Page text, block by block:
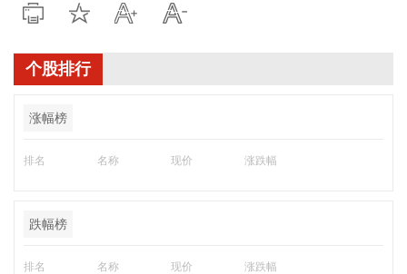
个股排行
涨幅榜
排名 名称 现价 涨跌幅
跌幅榜
排名 名称 现价 涨跌幅